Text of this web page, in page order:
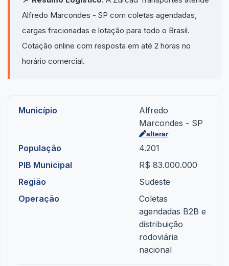
Alfredo Marcondes - SP com coletas agendadas,
cargas fracionadas e lotação para todo o Brasil.
Cotação online com resposta em até 2 horas no
horário comercial.
Município
Alfredo
Marcondes - SP
alterar
População
4.201
PIB Municipal
R$ 83.000.000
Região
Sudeste
Operação
Coletas
agendadas B2B e
distribuição
rodoviária
nacional